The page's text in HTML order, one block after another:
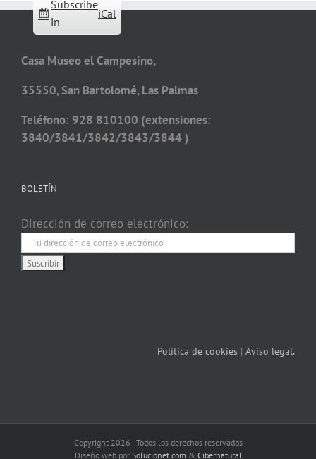
Subscribe
in
iCal
Casa Museo el Campesino,
35550, San Bartolomé, Las Palmas
Teléfono: 928 810100 (extensiones:
3840/3841/3842/3843/3844 )
BOLETÍN
Dirección de correo electrónico:
Política de cookies | Aviso legal.
Copyright 2026 - Todos los derechos reservados
Diseño web por Solucionet.com & Cibernatural